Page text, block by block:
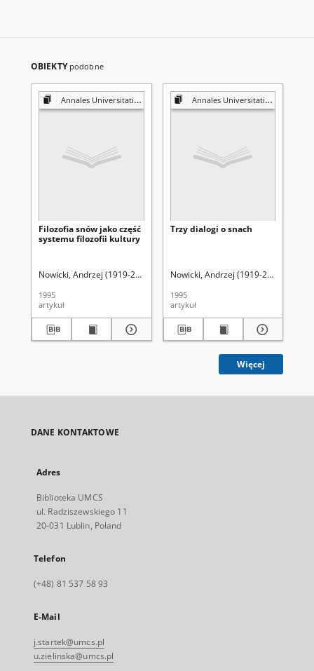
OBIEKTY podobne
Annales Universitatis Mariae Curie-Skłodowska. Sectio I, Philosophia-Sociologia
Filozofia snów jako część
systemu filozofii kultury
Nowicki, Andrzej (1919-2011) Uniwersytet Marii Curie-Skłodowskiej
1995
artykuł
Annales Universitatis Mariae Curie-Skłodowska. Sectio I, Philosophia-Sociologia
Trzy dialogi o snach
Nowicki, Andrzej (1919-2011)
1995
artykuł
Więcej
DANE KONTAKTOWE
Adres
Biblioteka UMCS
ul. Radziszewskiego 11
20-031 Lublin, Poland
Telefon
(+48) 81 537 58 93
E-Mail
j.startek@umcs.pl
u.zielinska@umcs.pl